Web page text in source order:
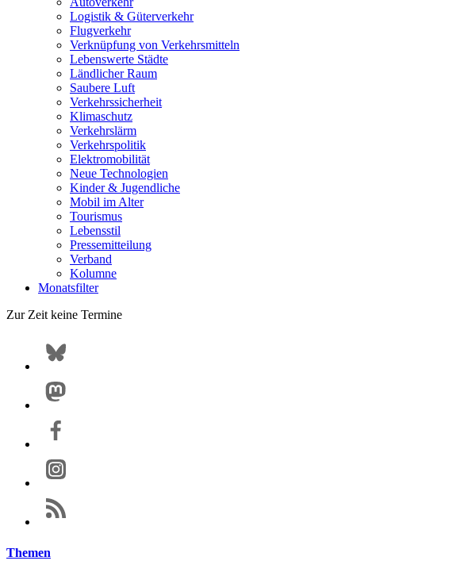
Logistik & Güterverkehr
Flugverkehr
Verknüpfung von Verkehrsmitteln
Lebenswerte Städte
Ländlicher Raum
Saubere Luft
Verkehrssicherheit
Klimaschutz
Verkehrslärm
Verkehrspolitik
Elektromobilität
Neue Technologien
Kinder & Jugendliche
Mobil im Alter
Tourismus
Lebensstil
Pressemitteilung
Verband
Kolumne
Monatsfilter
Zur Zeit keine Termine
Themen